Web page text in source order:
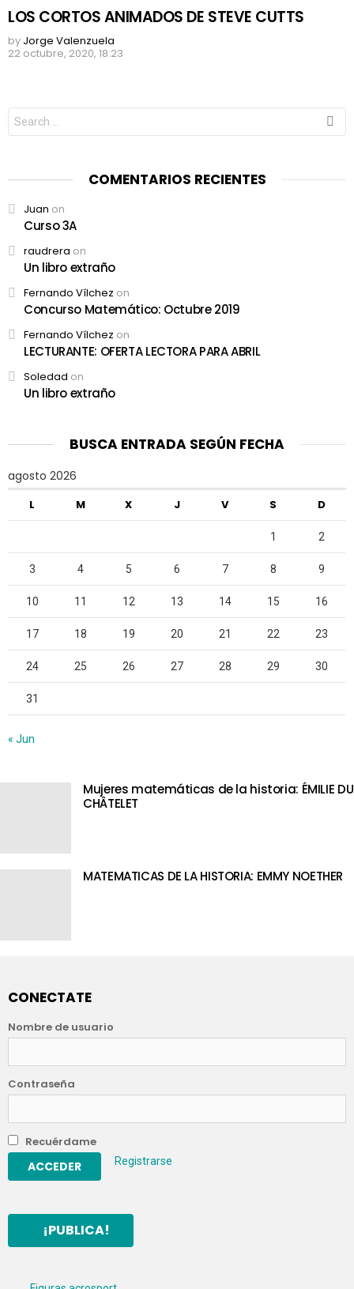
LOS CORTOS ANIMADOS DE STEVE CUTTS
by Jorge Valenzuela
22 octubre, 2020, 18:23
Search
for:
COMENTARIOS RECIENTES
Juan on
Curso 3A
raudrera on
Un libro extraño
Fernando Vílchez on
Concurso Matemático: Octubre 2019
Fernando Vílchez on
LECTURANTE: OFERTA LECTORA PARA ABRIL
Soledad on
Un libro extraño
BUSCA ENTRADA SEGÚN FECHA
agosto 2026
L M X J V S D
1 2
3 4 5 6 7 8 9
10 11 12 13 14 15 16
17 18 19 20 21 22 23
24 25 26 27 28 29 30
31
« Jun
Mujeres matemáticas de la historia: ÉMILIE DU
CHÂTELET
MATEMATICAS DE LA HISTORIA: EMMY NOETHER
CONECTATE
Nombre de usuario
Contraseña
Recuérdame
Registrarse
¡PUBLICA!